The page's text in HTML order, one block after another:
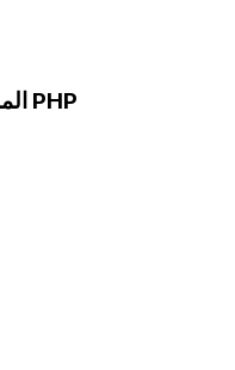
المزيد من الرسوم البيانية المباشرة PHP